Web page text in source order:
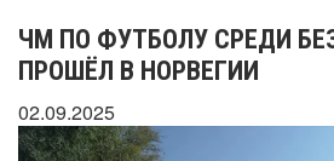
ЧМ ПО ФУТБОЛУ СРЕДИ
ПРОШЁЛ В НОРВЕГИИ
02.09.2025